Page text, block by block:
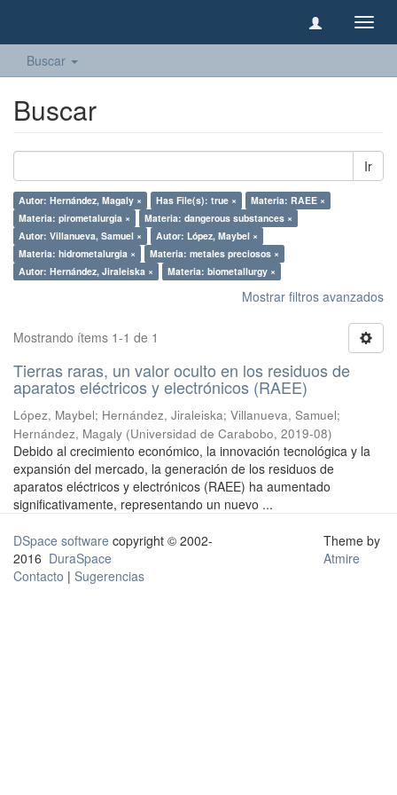
Buscar
Buscar
Ir
Autor: Hernández, Magaly × Has File(s): true ×
Materia: RAEE ×
Materia: pirometalurgia ×
Materia: dangerous substances ×
Autor: Villanueva, Samuel ×
Autor: López, Maybel ×
Materia: hidrometalurgia ×
Materia: metales preciosos ×
Autor: Hernández, Jiraleiska ×
Materia: biometallurgy ×
Mostrar filtros avanzados
Mostrando ítems 1-1 de 1
Tierras raras, un valor oculto en los residuos de
aparatos eléctricos y electrónicos (RAEE)
López, Maybel; Hernández, Jiraleiska; Villanueva, Samuel;
Hernández, Magaly (Universidad de Carabobo, 2019-08)
Debido al crecimiento económico, la innovación tecnológica y la
expansión del mercado, la generación de los residuos de
aparatos eléctricos y electrónicos (RAEE) ha aumentado
significativamente, representando un nuevo ...
DSpace software copyright © 2002-
2016 DuraSpace
Contacto | Sugerencias
Theme by
Atmire